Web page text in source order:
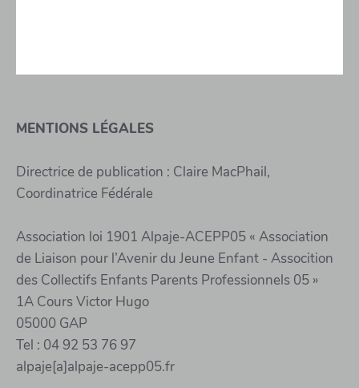
MENTIONS LÉGALES
Directrice de publication : Claire MacPhail,
Coordinatrice Fédérale
Association loi 1901 Alpaje-ACEPP05 « Association
de Liaison pour l’Avenir du Jeune Enfant - Assocition
des Collectifs Enfants Parents Professionnels 05 »
1A Cours Victor Hugo
05000 GAP
Tel : 04 92 53 76 97
alpaje[a]alpaje-acepp05.fr